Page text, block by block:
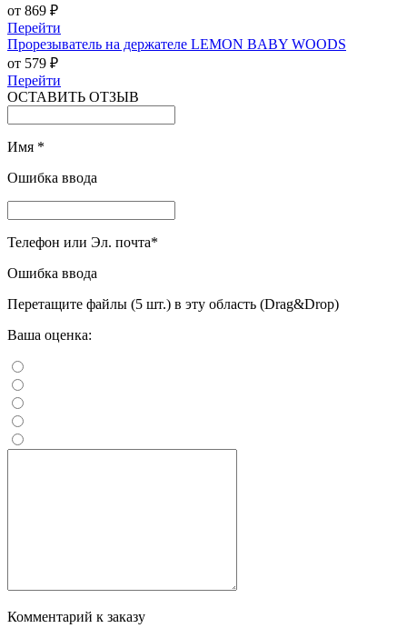
от 869 ₽
Перейти
Прорезыватель на держателе LEMON BABY WOODS
от 579 ₽
Перейти
ОСТАВИТЬ ОТЗЫВ
Имя *
Ошибка ввода
Телефон или Эл. почта*
Ошибка ввода
Перетащите файлы (5 шт.) в эту область (Drag&Drop)
Ваша оценка:
Комментарий к заказу